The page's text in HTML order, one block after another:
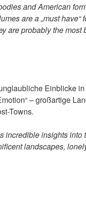
and American
are a „must have“
are probably the most
Einblicke
– großartige
Towns.
incredible insights into
landscapes,